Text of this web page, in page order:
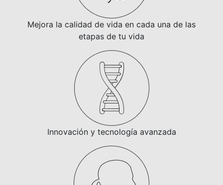
Mejora la calidad de vida en cada una de las
etapas de tu vida
Innovación y tecnología avanzada